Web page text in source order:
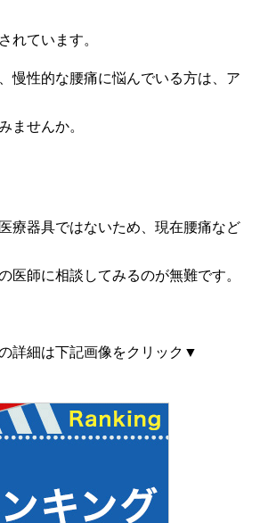
れています。
慢性的な腰痛に悩んでいる方は、ア
ませんか。
療器具ではないため、現在腰痛など
医師に相談してみるのが無難です。
詳細は下記画像をクリック▼